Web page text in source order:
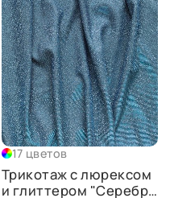
17 цветов
Трикотаж c люрексом
и глиттером "Серебро